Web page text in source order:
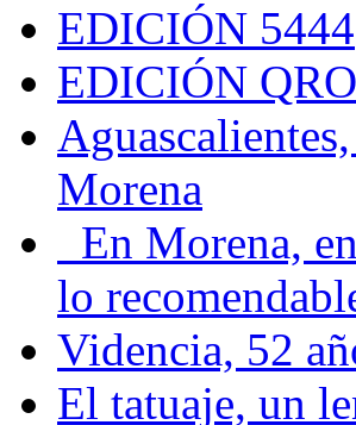
EDICIÓN 5444
EDICIÓN
Morena
En Morena,
lo
Videncia, 52
El tatuaje, un